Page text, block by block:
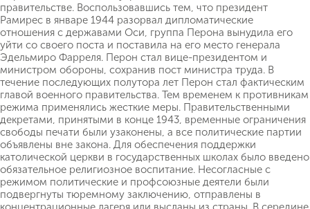
правительстве. Воспользовавшись тем, что президент
Рамирес в январе 1944 разорвал дипломатические
отношения с державами Оси, группа Перона вынудила его
уйти со своего поста и поставила на его место генерала
Эдельмиро Фарреля. Перон стал вице-президентом и
министром обороны, сохранив пост министра труда. В
течение последующих полутора лет Перон стал фактическим
главой военного правительства. Тем временем к противникам
режима применялись жесткие меры. Правительственными
декретами, принятыми в конце 1943, временные ограничения
свободы печати были узаконены, а все политические партии
объявлены вне закона. Для обеспечения поддержки
католической церкви в государственных школах было введено
обязательное религиозное воспитание. Несогласные с
режимом политические и профсоюзные деятели были
подвергнуты тюремному заключению, отправлены в